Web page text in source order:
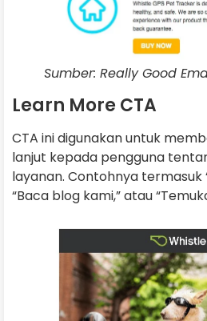
Sumber: Really Good
Learn More CTA
CTA ini digunakan untuk
lanjut kepada pengguna
layanan. Contohnya termasuk
“Baca blog kami,” atau